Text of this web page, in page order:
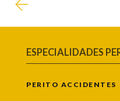
ESPECIALIDADES
PERITO ACCIDENTES